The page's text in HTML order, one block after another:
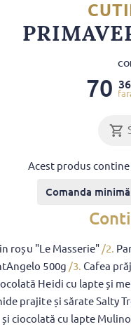
70 36
Acest produs contine
Comanda
roșu "Le Masserie" /2.
500g /3. Cafea
Heidi cu lapte și
prajite și sărate Salty
și ciocolată cu lapte